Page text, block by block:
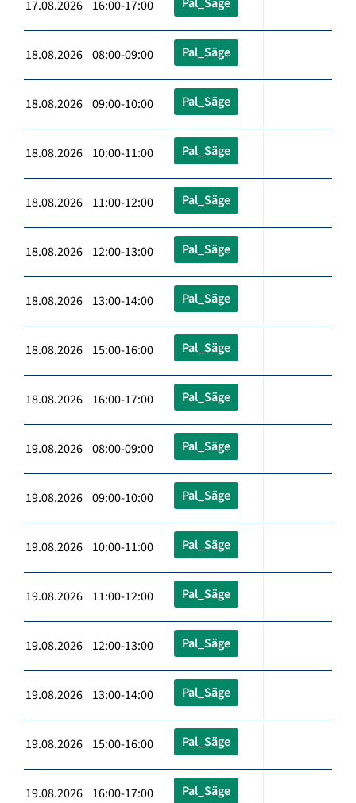
17.08.2026 16:00-17:00
18.08.2026 08:00-09:00 Pal_Säge
18.08.2026 09:00-10:00 Pal_Säge
18.08.2026 10:00-11:00 Pal_Säge
18.08.2026 11:00-12:00 Pal_Säge
18.08.2026 12:00-13:00 Pal_Säge
18.08.2026 13:00-14:00 Pal_Säge
18.08.2026 15:00-16:00 Pal_Säge
18.08.2026 16:00-17:00 Pal_Säge
19.08.2026 08:00-09:00 Pal_Säge
19.08.2026 09:00-10:00 Pal_Säge
19.08.2026 10:00-11:00 Pal_Säge
19.08.2026 11:00-12:00 Pal_Säge
19.08.2026 12:00-13:00 Pal_Säge
19.08.2026 13:00-14:00 Pal_Säge
19.08.2026 15:00-16:00 Pal_Säge
19.08.2026 16:00-17:00 Pal_Säge